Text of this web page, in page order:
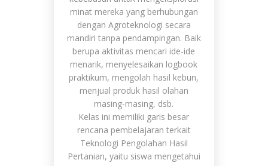
minat mereka yang berhubungan
dengan Agroteknologi secara
mandiri tanpa pendampingan. Baik
berupa aktivitas mencari ide-ide
menarik, menyelesaikan logbook
praktikum, mengolah hasil kebun,
menjual produk hasil olahan
masing-masing, dsb.
Kelas ini memiliki garis besar
rencana pembelajaran terkait
Teknologi Pengolahan Hasil
Pertanian, yaitu siswa mengetahui